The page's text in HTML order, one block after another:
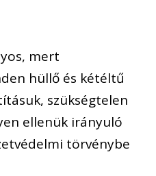
mert
hüllő és kétéltű
szükségtelen
ellenük irányuló
törvénybe